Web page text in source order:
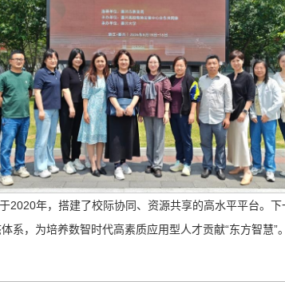
2020年，搭建了校际协同、资源共享的高水平平台。
系，为培养数智时代高素质应用型人才贡献“东方智慧”